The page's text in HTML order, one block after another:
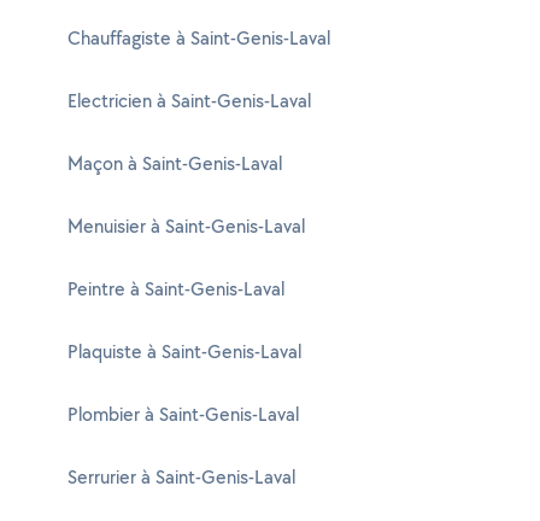
Chauffagiste à Saint-Genis-Laval
Electricien à Saint-Genis-Laval
Maçon à Saint-Genis-Laval
Menuisier à Saint-Genis-Laval
Peintre à Saint-Genis-Laval
Plaquiste à Saint-Genis-Laval
Plombier à Saint-Genis-Laval
Serrurier à Saint-Genis-Laval